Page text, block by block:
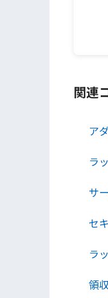
関連
ア
ラ
サ
セ
ラ
領